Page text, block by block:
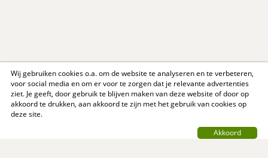
Wij gebruiken cookies o.a. om de website te analyseren en te verbeteren,
voor social media en om er voor te zorgen dat je relevante advertenties
ziet. Je geeft, door gebruik te blijven maken van deze website of door op
akkoord te drukken, aan akkoord te zijn met het gebruik van cookies op
deze site.
Akkoord